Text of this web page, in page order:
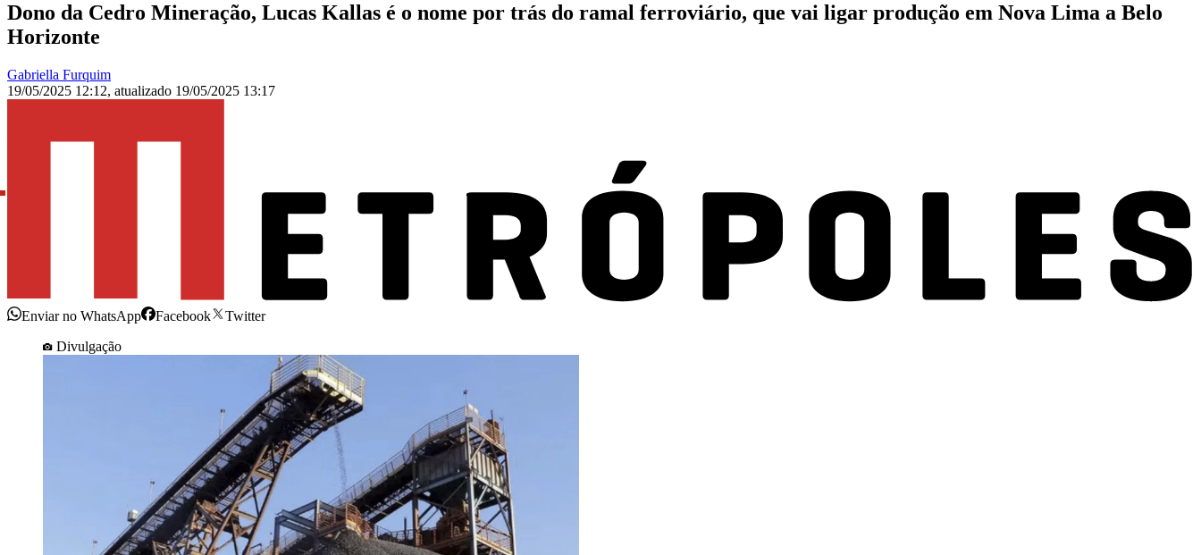
Dono da Cedro Mineração, Lucas Kallas é o nome por trás do ramal ferroviário, que vai ligar produção em Nova Lima a Belo
Horizonte
Gabriella Furquim
19/05/2025 12:12, atualizado 19/05/2025 13:17
Enviar no WhatsApp Facebook
Twitter
Divulgação